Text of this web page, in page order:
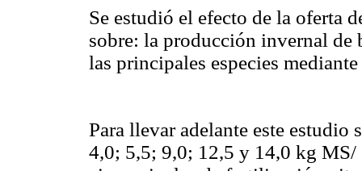
Se estudió el efecto de la oferta
sobre: la producción invernal de
las principales especies
Para llevar adelante este
4,0; 5,5; 9,0; 12,5 y 14,0 kg